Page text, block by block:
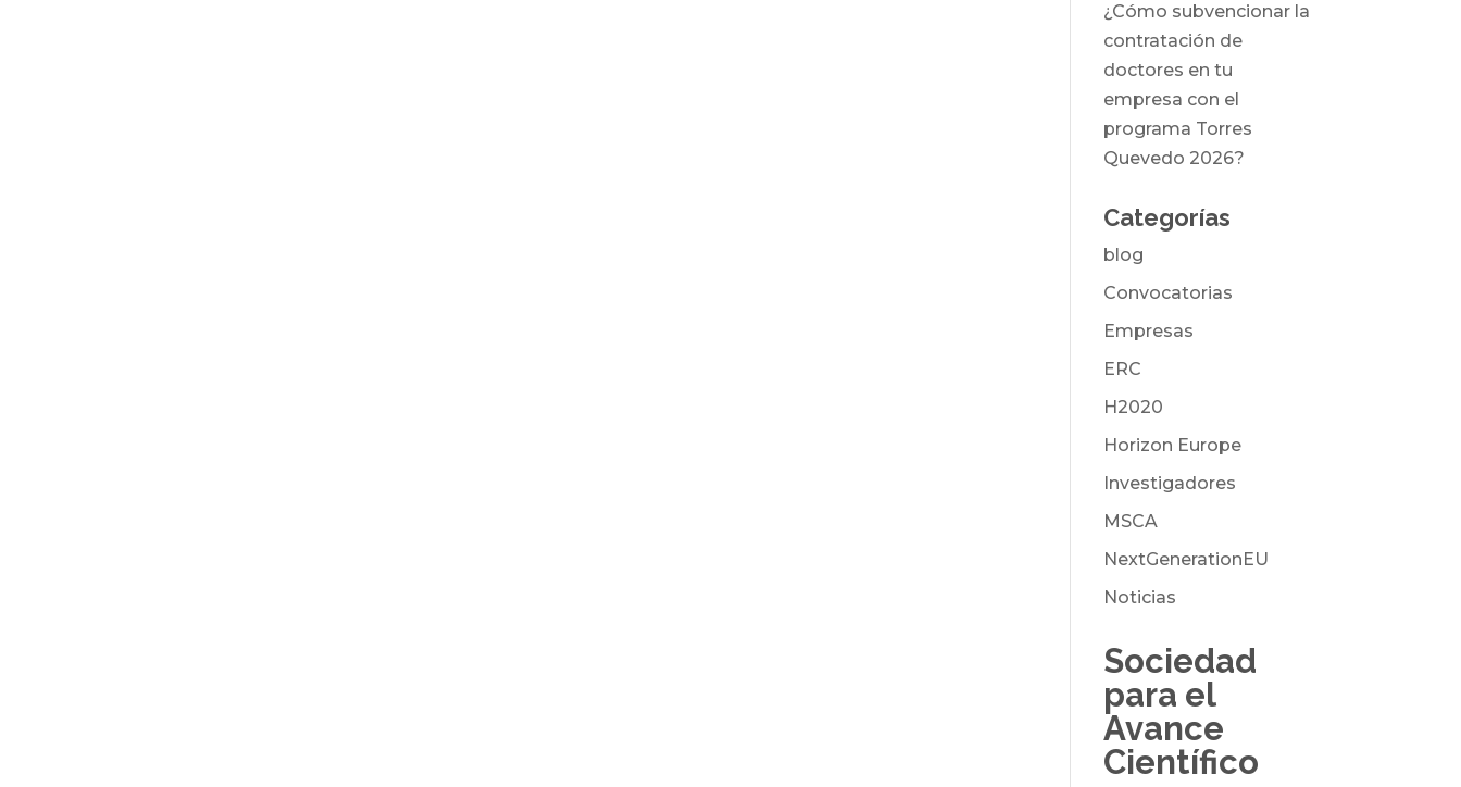
¿Cómo subvencionar la
contratación de
doctores en tu
empresa con el
programa Torres
Quevedo 2026?
Categorías
blog
Convocatorias
Empresas
ERC
H2020
Horizon Europe
Investigadores
MSCA
NextGenerationEU
Noticias
Sociedad
para el
Avance
Científico